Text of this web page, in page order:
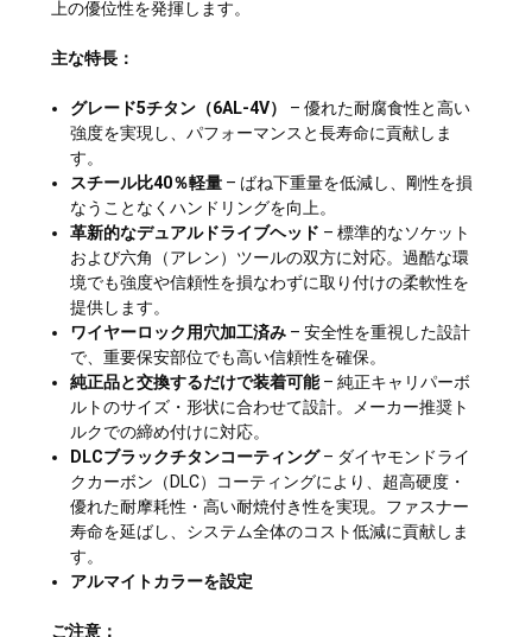
上の優位性を発揮します。
主な特長：
グレード5チタン（6AL-4V）
– 優れた耐腐食性と高い
強度を実現し、パフォーマンスと長寿命に貢献しま
す。
スチール比40％軽量 – ばね下重量を低減し、剛性を損
なうことなくハンドリングを向上。
革新的なデュアルドライブヘッド – 標準的なソケット
および六角（アレン）ツールの双方に対応。過酷な環
境でも強度や信頼性を損なわずに取り付けの柔軟性を
提供します。
ワイヤーロック用穴加工済み – 安全性を重視した設計
で、重要保安部位でも高い信頼性を確保。
純正品と交換するだけで装着可能– 純正キャリパーボ
ルトのサイズ・形状に合わせて設計。メーカー推奨ト
ルクでの締め付けに対応。
DLCブラックチタンコーティング– ダイヤモンドライ
クカーボン（DLC）コーティングにより、超高硬度・
優れた耐摩耗性・高い耐焼付き性を実現。ファスナー
寿命を延ばし、システム全体のコスト低減に貢献しま
す。
アルマイトカラーを設定
ご注意：